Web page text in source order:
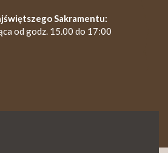
Sakramentu:
od godz. 15.00 do 17:00
soboty do godz. 8.30 oraz po Mszy